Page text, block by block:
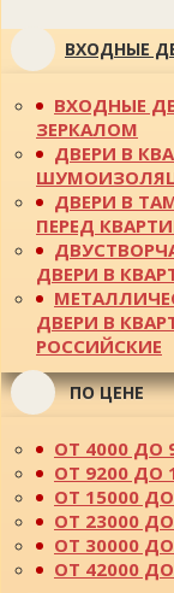
ВХОДНЫЕ
ВХОДНЫЕ
ЗЕРКАЛОМ
ДВЕРИ В
ДВЕРИ В
ПЕРЕД
ДВЕРИ В
ДВЕРИ В
РОССИЙСКИЕ
ПО ЦЕНЕ
ОТ 4000 ДО
ОТ 9200 ДО
ОТ 15000
ОТ 23000
ОТ 30000
ОТ 42000